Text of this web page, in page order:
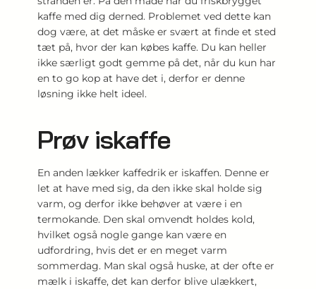
kaffe med dig derned. Problemet ved dette kan
dog være, at det måske er svært at finde et sted
tæt på, hvor der kan købes kaffe. Du kan heller
ikke særligt godt gemme på det, når du kun har
en to go kop at have det i, derfor er denne
løsning ikke helt ideel.
Prøv iskaffe
En anden lækker kaffedrik er iskaffen. Denne er
let at have med sig, da den ikke skal holde sig
varm, og derfor ikke behøver at være i en
termokande. Den skal omvendt holdes kold,
hvilket også nogle gange kan være en
udfordring, hvis det er en meget varm
sommerdag. Man skal også huske, at der ofte er
mælk i iskaffe, det kan derfor blive ulækkert,